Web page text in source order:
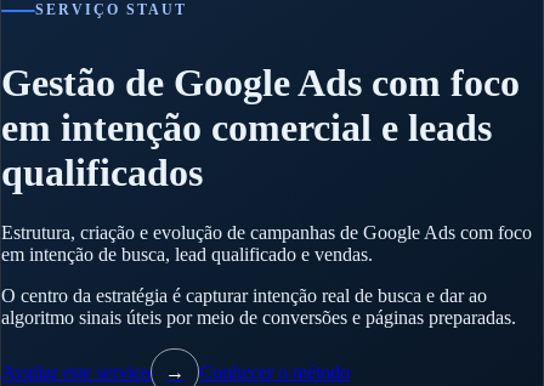
SERVIÇO STAUT
Gestão de Google Ads com foco
em intenção comercial e leads
qualificados
Estrutura, criação e evolução de campanhas de Google Ads com foco
em intenção de busca, lead qualificado e vendas.
O centro da estratégia é capturar intenção real de busca e dar ao
algoritmo sinais úteis por meio de conversões e páginas preparadas.
Avaliar este serviço →
Conhecer o método